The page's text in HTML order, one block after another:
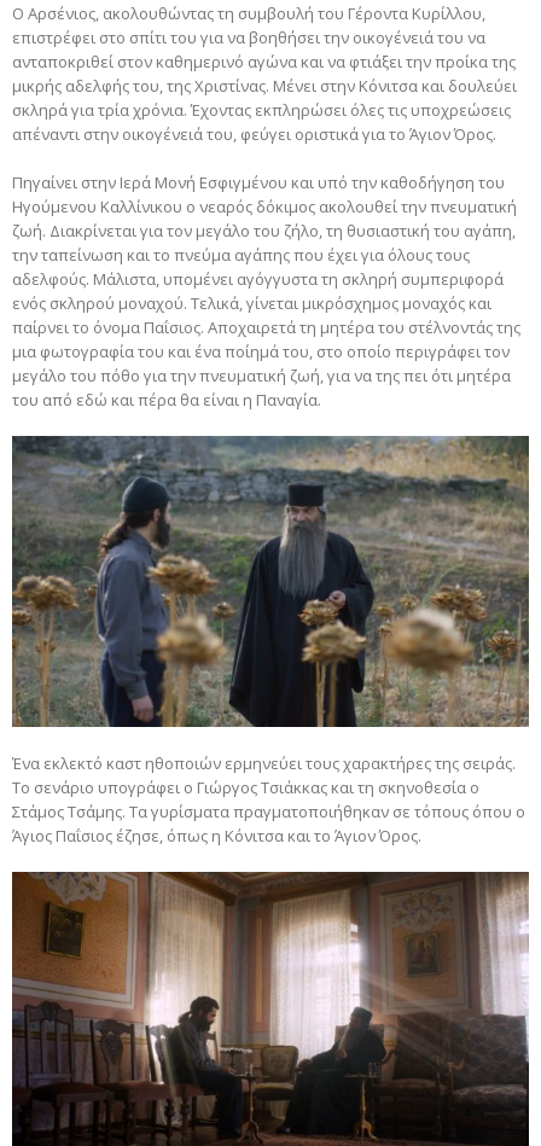
Ο Αρσένιος, ακολουθώντας τη συμβουλή του Γέροντα Κυρίλλου,
επιστρέφει στο σπίτι του για να βοηθήσει την οικογένειά του να
ανταποκριθεί στον καθημερινό αγώνα και να φτιάξει την προίκα της
μικρής αδελφής του, της Χριστίνας. Μένει στην Κόνιτσα και δουλεύει
σκληρά για τρία χρόνια. Έχοντας εκπληρώσει όλες τις υποχρεώσεις
απέναντι στην οικογένειά του, φεύγει οριστικά για το Άγιον Όρος.
Πηγαίνει στην Ιερά Μονή Εσφιγμένου και υπό την καθοδήγηση του
Ηγούμενου Καλλίνικου ο νεαρός δόκιμος ακολουθεί την πνευματική
ζωή. Διακρίνεται για τον μεγάλο του ζήλο, τη θυσιαστική του αγάπη,
την ταπείνωση και το πνεύμα αγάπης που έχει για όλους τους
αδελφούς. Μάλιστα, υπομένει αγόγγυστα τη σκληρή συμπεριφορά
ενός σκληρού μοναχού. Τελικά, γίνεται μικρόσχημος μοναχός και
παίρνει το όνομα Παΐσιος. Αποχαιρετά τη μητέρα του στέλνοντάς της
μια φωτογραφία του και ένα ποίημά του, στο οποίο περιγράφει τον
μεγάλο του πόθο για την πνευματική ζωή, για να της πει ότι μητέρα
του από εδώ και πέρα θα είναι η Παναγία.
Ένα εκλεκτό καστ ηθοποιών ερμηνεύει τους χαρακτήρες της σειράς.
Το σενάριο υπογράφει ο Γιώργος Τσιάκκας και τη σκηνοθεσία ο
Στάμος Τσάμης. Τα γυρίσματα πραγματοποιήθηκαν σε τόπους όπου ο
Άγιος Παΐσιος έζησε, όπως η Κόνιτσα και το Άγιον Όρος.